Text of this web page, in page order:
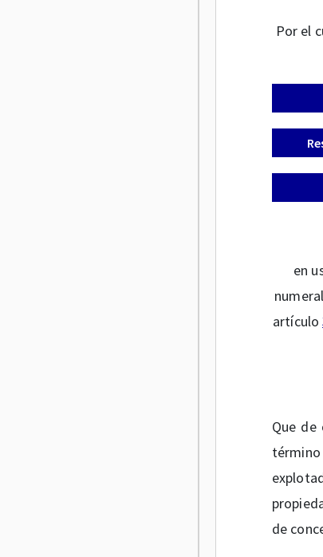
Por el
en
artículo
Que
de